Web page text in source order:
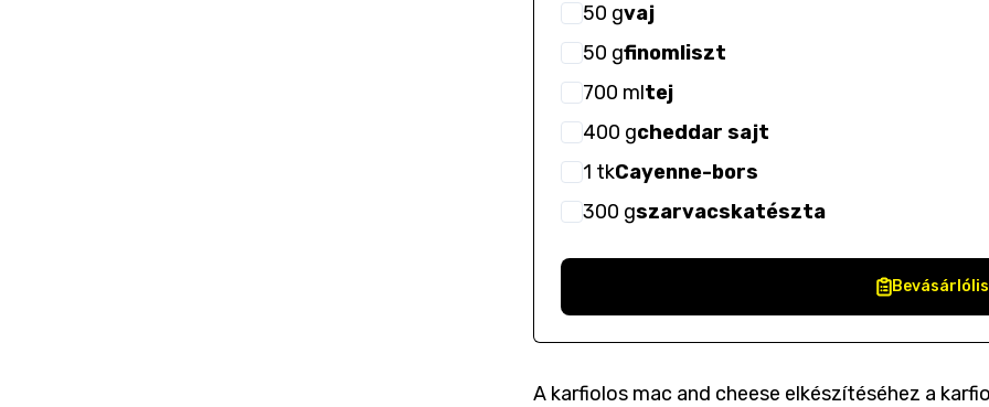
50 gvaj
50 gfinomliszt
700 mltej
400 gcheddar sajt
1 tkCayenne-bors
300 gszarvacskatészta
A karfiolos mac and cheese elkészítéséhez a